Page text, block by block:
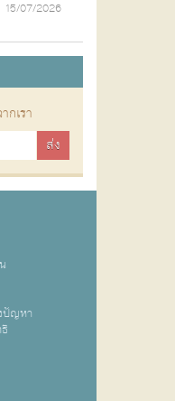
15/07/2026
กเรา
ปัญหา